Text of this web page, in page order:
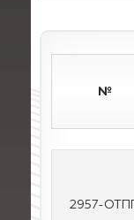
№
2957-ОТПП